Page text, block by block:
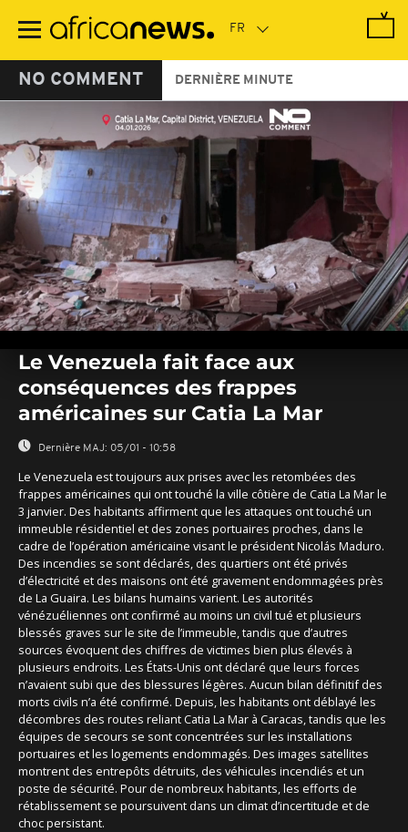
contenu
NO COMMENT DERNIÈRE MINUTE
seconds
seconds
Le Venezuela fait face aux
conséquences des frappes
américaines sur Catia La Mar
Dernière MAJ: 05/01 - 10:58
Le Venezuela est toujours aux prises avec les retombées des
frappes américaines qui ont touché la ville côtière de Catia La Mar le
3 janvier. Des habitants affirment que les attaques ont touché un
immeuble résidentiel et des zones portuaires proches, dans le
cadre de l’opération américaine visant le président Nicolás Maduro.
Des incendies se sont déclarés, des quartiers ont été privés
d’électricité et des maisons ont été gravement endommagées près
de La Guaira. Les bilans humains varient. Les autorités
vénézuéliennes ont confirmé au moins un civil tué et plusieurs
blessés graves sur le site de l’immeuble, tandis que d’autres
sources évoquent des chiffres de victimes bien plus élevés à
plusieurs endroits. Les États-Unis ont déclaré que leurs forces
n’avaient subi que des blessures légères. Aucun bilan définitif des
morts civils n’a été confirmé. Depuis, les habitants ont déblayé les
décombres des routes reliant Catia La Mar à Caracas, tandis que les
équipes de secours se sont concentrées sur les installations
portuaires et les logements endommagés. Des images satellites
montrent des entrepôts détruits, des véhicules incendiés et un
poste de sécurité. Pour de nombreux habitants, les efforts de
rétablissement se poursuivent dans un climat d’incertitude et de
choc persistant.